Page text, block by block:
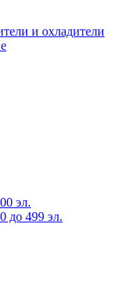
и охладители
эл.
до 499 эл.